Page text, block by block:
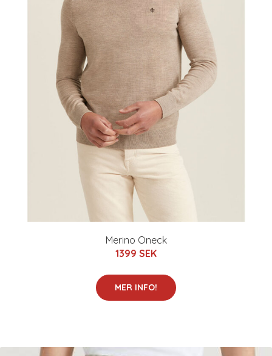
Merino Oneck
1399 SEK
MER INFO!